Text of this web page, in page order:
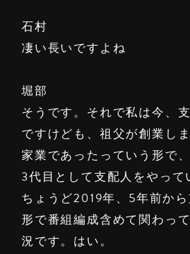
石村
凄い長いですよね
堀部
そうです。それで私は今、
ですけども、祖父が創業し
家業であったっていう形で
3代目として支配人をやって
ちょうど2019年、5年前か
形で番組編成含めて関わっ
況です。はい。